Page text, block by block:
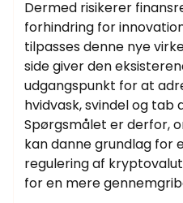
Dermed risikerer
forhindring for
tilpasses denne nye
side giver den
udgangspunkt for at
hvidvask, svindel og
Spørgsmålet er derfor,
kan danne grundlag for
regulering af
for en mere